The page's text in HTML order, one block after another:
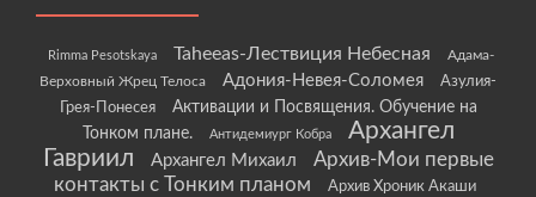
Rimma Pesotskaya Taheeas-Лествиция Небесная
Адама-
Верховный Жрец Телоса
Адония-Невея-Соломея
Азулия-
Грея-Понесея
Активации и Посвящения. Обучение на
Тонком плане.
Антидемиург Кобра
Архангел
Гавриил
Архангел Михаил
Архив-Мои первые
контакты с Тонким планом
Архив Хроник Акаши